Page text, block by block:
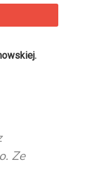
Ze